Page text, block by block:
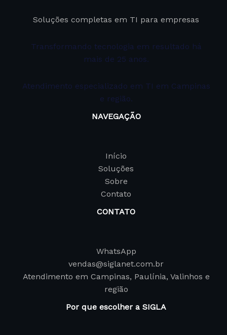
Soluções completas em TI para empresas
Transformando tecnologia em resultado há
mais de 25 anos.
Atendimento especializado em TI em Campinas
e região.
NAVEGAÇÃO
Início
Soluções
Sobre
Contato
CONTATO
WhatsApp
vendas@siglanet.com.br
Atendimento em Campinas, Paulínia, Valinhos e
região
Por que escolher a SIGLA